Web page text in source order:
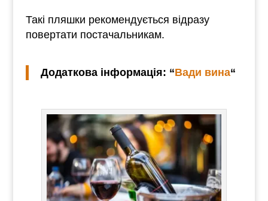
Такі пляшки рекомендується відразу
повертати постачальникам.
Додаткова інформація: “Вади вина“